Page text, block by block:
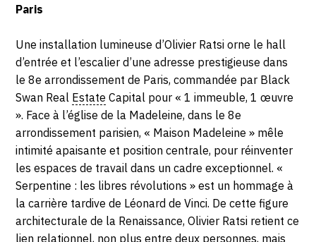
Paris
Une installation lumineuse d’Olivier Ratsi orne le hall
d’entrée et l’escalier d’une adresse prestigieuse dans
le 8e arrondissement de Paris, commandée par Black
Swan Real Estate Capital pour « 1 immeuble, 1 œuvre
». Face à l’église de la Madeleine, dans le 8e
arrondissement parisien, « Maison Madeleine » mêle
intimité apaisante et position centrale, pour réinventer
les espaces de travail dans un cadre exceptionnel. «
Serpentine : les libres révolutions » est un hommage à
la carrière tardive de Léonard de Vinci. De cette figure
architecturale de la Renaissance, Olivier Ratsi retient ce
lien relationnel, non plus entre deux personnes, mais